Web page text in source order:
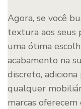
Agora, se você
textura aos seus
uma ótima
acabamento na
discreto,
qualquer
marcas